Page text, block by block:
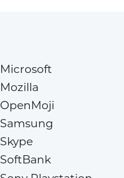
Microsoft
Mozilla
OpenMoji
Samsung
Skype
SoftBank